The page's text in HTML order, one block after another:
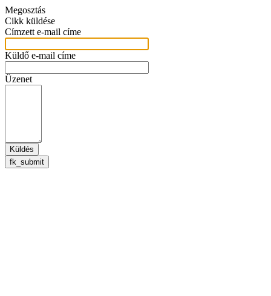
Megosztás
Cikk küldése
Címzett e-mail címe
Küldő e-mail címe
Üzenet